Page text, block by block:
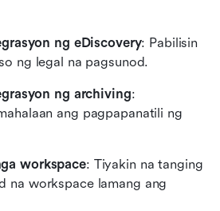
ng eDiscovery: Pabilisin
ng legal na pagsunod.
ng archiving:
ang pagpapanatili ng
workspace: Tiyakin na tanging
na workspace lamang ang